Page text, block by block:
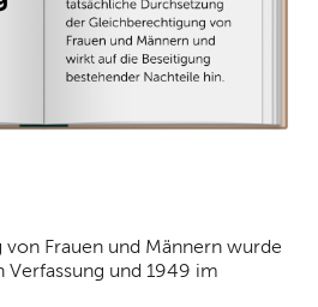
Frauen und Männern wurde
Verfassung und 1949 im